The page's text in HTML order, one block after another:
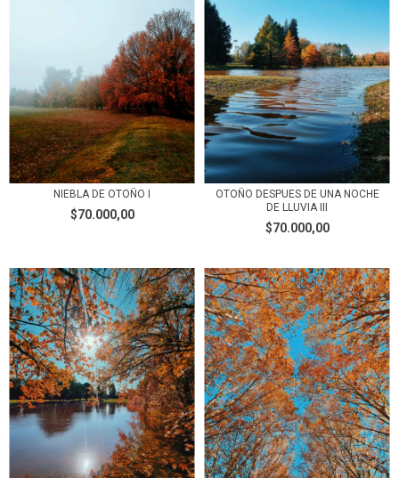
NIEBLA DE OTOÑO I
$70.000,00
OTOÑO DESPUES DE UNA NOCHE
DE LLUVIA III
$70.000,00